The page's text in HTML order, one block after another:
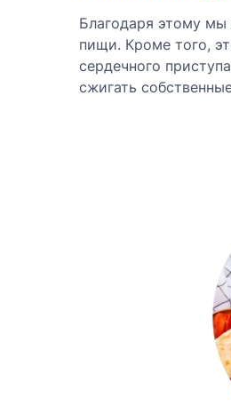
Благодаря этому мы
пищи. Кроме того,
сердечного
сжигать